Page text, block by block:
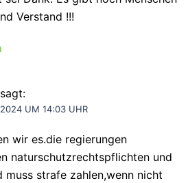
Verstand !!!
sagt:
UM 14:03 UHR
wir es.die regierungen
naturschutzrechtspflichten und
muss strafe zahlen,wenn nicht